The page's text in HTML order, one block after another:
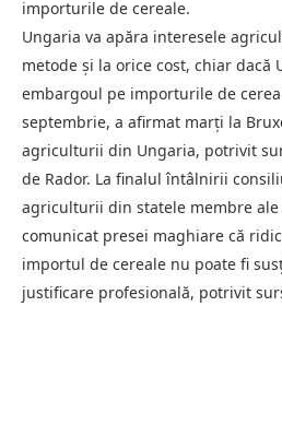
importurile de cereale.
Ungaria va apăra interesele
metode și la orice cost, chiar dacă
embargoul pe importurile de
septembrie, a afirmat marți la
agriculturii din Ungaria, potrivit
de Rador. La finalul întâlnirii
agriculturii din statele membre ale
comunicat presei maghiare că
importul de cereale nu poate fi
justificare profesională, potrivit